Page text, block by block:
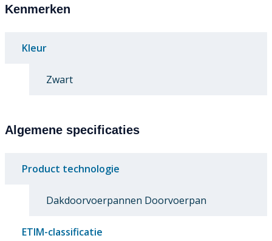
Kenmerken
Kleur
Zwart
Algemene specificaties
Product technologie
Dakdoorvoerpannen Doorvoerpan
ETIM-classificatie